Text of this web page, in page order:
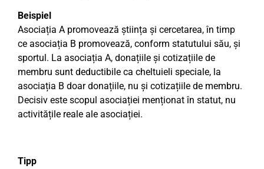
Beispiel
Asociația A promovează știința și cercetarea, în timp
ce asociația B promovează, conform statutului său, și
sportul. La asociația A, donațiile și cotizațiile de
membru sunt deductibile ca cheltuieli speciale, la
asociația B doar donațiile, nu și cotizațiile de membru.
Decisiv este scopul asociației menționat în statut, nu
activitățile reale ale asociației.
Tipp